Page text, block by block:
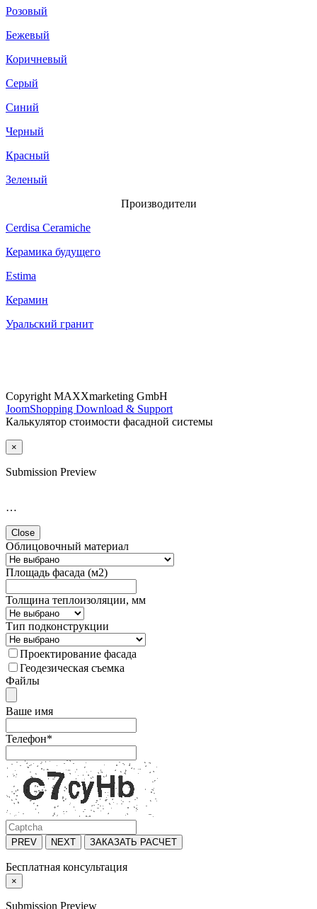
Розовый
Бежевый
Коричневый
Серый
Синий
Черный
Красный
Зеленый
Производители
Cerdisa Ceramiche
Керамика будущего
Estima
Керамин
Уральский гранит
Copyright MAXXmarketing GmbH
JoomShopping Download & Support
Калькулятор стоимости фасадной системы
×
Submission Preview
…
Close
Облицовочный материал
Площадь фасада (м2)
Толщина теплоизоляции, мм
Тип подконструкции
Проектирование фасада
Геодезическая съемка
Файлы
Ваше имя
Телефон*
PREV NEXT ЗАКАЗАТЬ РАСЧЕТ
Бесплатная консультация
×
Submission Preview